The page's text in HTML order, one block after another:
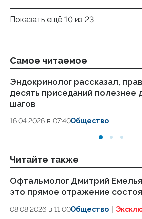
Показать ещё 10 из 23
Самое читаемое
Эндокринолог рассказал,
десять приседаний полезнее
шагов
16.04.2026 в 07:40Общество
Читайте также
Офтальмолог Дмитрий
это прямое отражение
08.08.2026 в 11:00Общество